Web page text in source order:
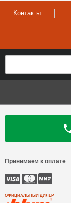
Контакты
Принимаем к оплате
ОФИЦИАЛЬНЫЙ ДИЛЕР